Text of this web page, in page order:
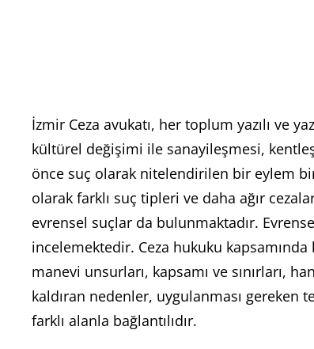
İzmir Ceza avukatı, her toplum yazılı ve
kültürel değişimi ile sanayileşmesi,
önce suç olarak nitelendirilen bir eylem
olarak farklı suç tipleri ve daha ağır
evrensel suçlar da bulunmaktadır.
incelemektedir. Ceza hukuku
manevi unsurları, kapsamı ve sınırları,
kaldıran nedenler, uygulanması
farklı alanla bağlantılıdır.